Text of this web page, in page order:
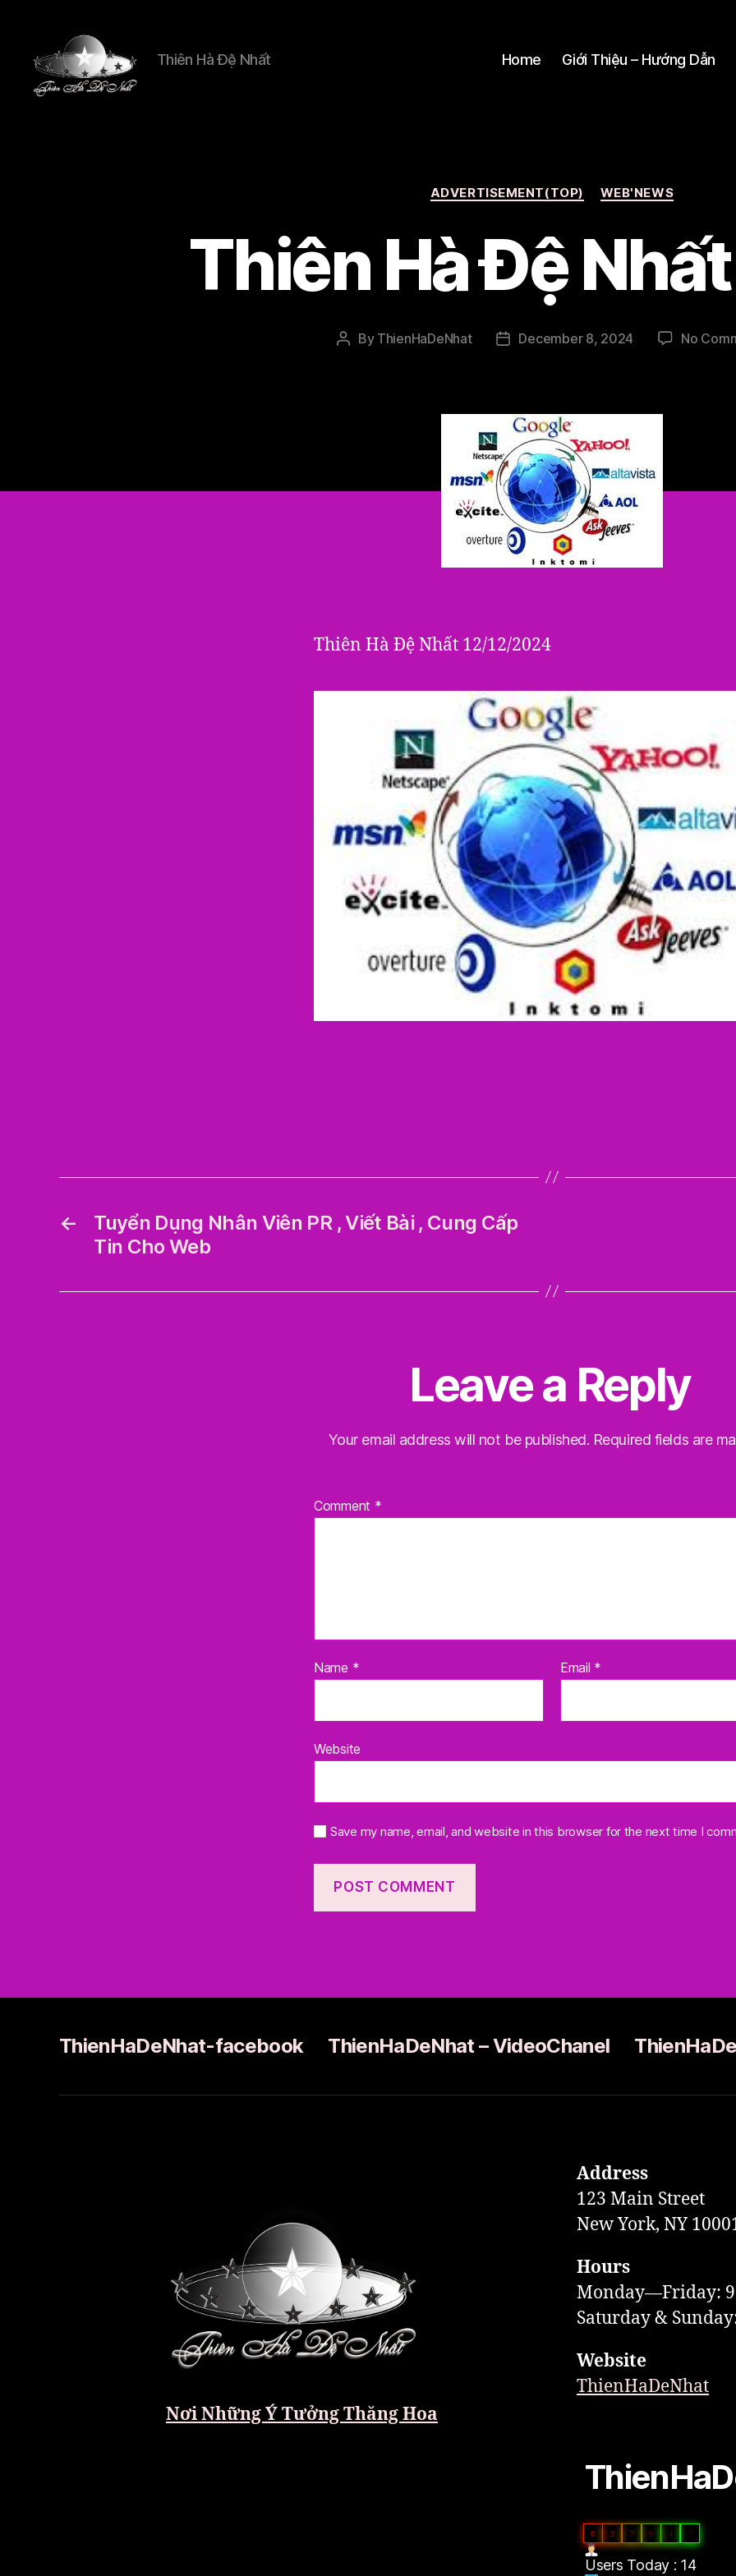
Thiên Hà Đệ Nhất Home Giới Thiệu – Hướng Dẫn
Categories
ADVERTISEMENT(TOP) WEB'NEWS
Thiên Hà Đệ
Post
By ThienHaDeNhat
PostDecember 8, 2024 No
Thiên Hà Đệ Nhất 12/12/2024
←
Tuyển Dụng Nhân Viên PR , Viết Bài , Cung Cấp
Tin Cho Web
Leave a Reply
Your email address will not be published. Required fields are
Comment *
Name * Email *
Website
Save my name, email, and website in this browser for the next time I
ThienHaDeNhat-facebook ThienHaDeNhat – VideoChanel
Nơi Những Ý Tưởng Thăng Hoa
Address
123 Main Street
New York, NY
Hours
Monday—Friday:
Saturday &
Website
ThienHaDeNhat
0 2 7 9 4 7
Users Today : 14